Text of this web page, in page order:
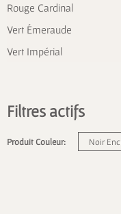
Rouge Cardinal
Vert Émeraude
Vert Impérial
Filtres actifs
Produit Couleur: Noir